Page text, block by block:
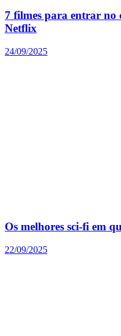
7 filmes para entrar no
Netflix
24/09/2025
Os melhores sci-fi em
22/09/2025